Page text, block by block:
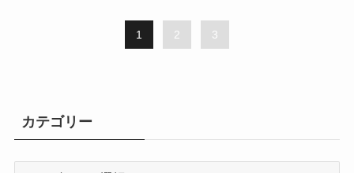
1 2 3
カテゴリー